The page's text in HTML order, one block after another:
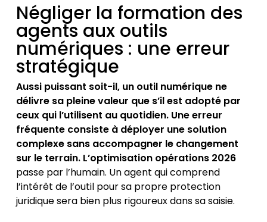
Négliger la formation des
agents aux outils
numériques : une erreur
stratégique
Aussi puissant soit-il, un outil numérique ne
délivre sa pleine valeur que s’il est adopté par
ceux qui l’utilisent au quotidien. Une erreur
fréquente consiste à déployer une solution
complexe sans accompagner le changement
sur le terrain. L’optimisation opérations 2026
passe par l’humain. Un agent qui comprend
l’intérêt de l’outil pour sa propre protection
juridique sera bien plus rigoureux dans sa saisie.